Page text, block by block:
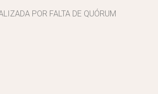
POR FALTA DE QUÓRUM